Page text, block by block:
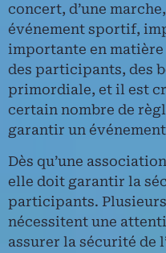
concert, d’une
événement sportif,
importante en
des participants, des
primordiale, et il est
certain nombre de
garantir un
Dès qu’une
elle doit garantir la
participants.
nécessitent une
assurer la sécurité de